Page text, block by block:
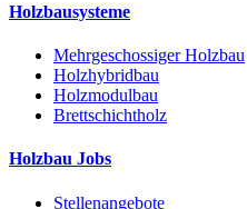
Holzbausysteme
Mehrgeschossiger Holzbau
Holzhybridbau
Holzmodulbau
Brettschichtholz
Holzbau Jobs
Stellenangebote